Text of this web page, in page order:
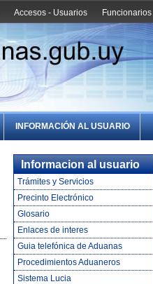
Funcionarios
Accesos - Usuarios
INFORMACIÓN AL USUARIO
Informacion al usuario
Trámites y Servicios
Precinto Electrónico
Glosario
Enlaces de interes
Guia telefónica de Aduanas
Procedimientos Aduaneros
Sistema Lucia